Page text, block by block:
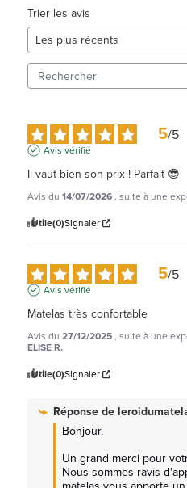
Trier les avis
5/5
Avis vérifié
Il vaut bien son prix ! Parfait 😎
Avis du 14/07/2026, suite à une
Utile(0)Signaler
5/5
Avis vérifié
Matelas très confortable
Avis du 27/12/2025, suite à une
ELISE R.
Utile(0)Signaler
Réponse de
Bonjour,
Un grand merci pour
Nous sommes ravis